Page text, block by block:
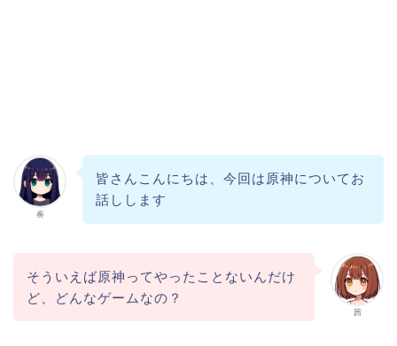
奏
皆さんこんにちは、今回は原神についてお
話しします
茜
そういえば原神ってやったことないんだけ
ど、どんなゲームなの？